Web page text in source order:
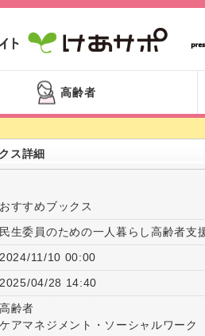
高齢者
ス詳細
おすすめブックス
民生委員のための一人暮らし高齢者
2024/11/10 00:00
2025/04/28 14:40
高齢者
ケアマネジメント・ソーシャルワーク